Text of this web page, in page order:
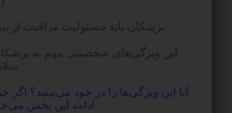
پزشکان باید مسئولیت مراقبت از
این ویژگی‌های شخصیتی مهم به
آیا این ویژگی‌ها را در خود می‌بینید؟
ادامه این بخش